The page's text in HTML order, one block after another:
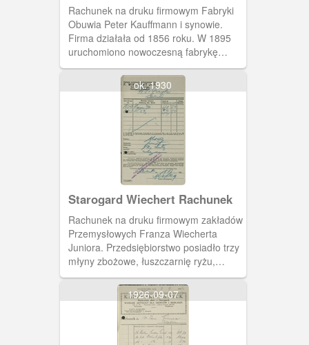
Rachunek na druku firmowym Fabryki
Obuwia Peter Kauffmann i synowie.
Firma działała od 1856 roku. W 1895
uruchomiono nowoczesną fabrykę
mieszczącą się przy ulicy Kościuszki. W
1939 część rodziny zdążyła uciec za
granicę przed wybuchem II wojny
(pochodzenie żydowskie). W Polsce
pozostał i zarządzał przedsiębiorstwem
Hans Kauffmann. Został zamordowany
w październiku 1939 roku a firma trafiła
pod zarząd Niemców. W 1945 zakład
został przejęty przez państwo polskie.
ok. 1930
Starogard Wiechert Rachunek
Rachunek na druku firmowym zakładów
Przemysłowych Franza Wiecherta
Juniora. Przedsiębiorstwo posiadło trzy
młyny zbożowe, łuszczarnię ryżu,
piekarnię i elektrownię w Kolinczu.
1926-09-07